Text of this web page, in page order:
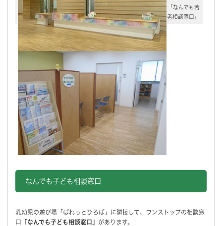
「なんでも若
者相談窓口」
なんでも子ども相談窓口
乳幼児の遊び場「ぱれっとひろば」に隣接して、ワンストップの相談窓
「なんでも子ども相談窓口」 があります。